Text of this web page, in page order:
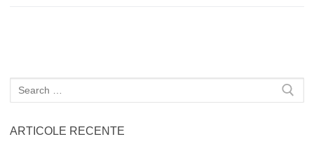
Caută
după:
ARTICOLE RECENTE